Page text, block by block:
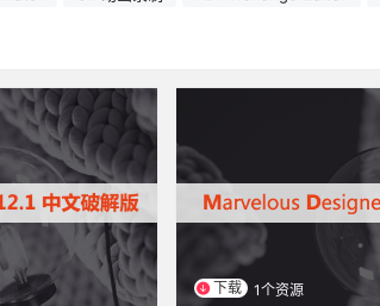
下载 1个资源